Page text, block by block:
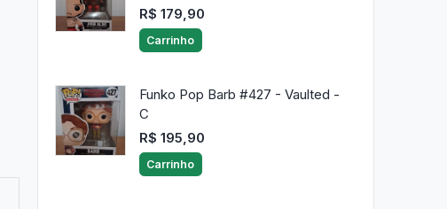
R$ 179,90
Carrinho
Funko Pop Barb #427 - Vaulted -
C
R$ 195,90
Carrinho